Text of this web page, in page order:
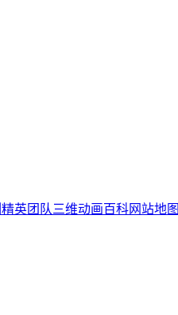
精英团队 三维动画百科网站地图